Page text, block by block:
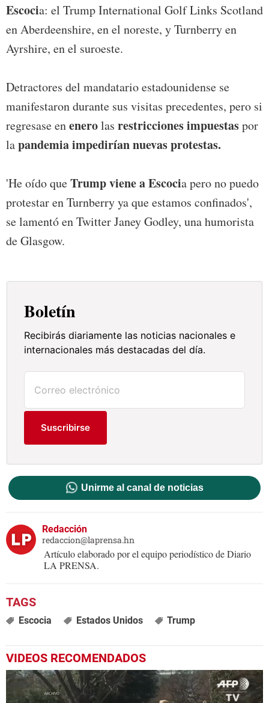
Escocia: el Trump International Golf Links Scotland
en Aberdeenshire, en el noreste, y Turnberry en
Ayrshire, en el suroeste.
Detractores del mandatario estadounidense se
manifestaron durante sus visitas precedentes, pero si
regresase enenerolas restricciones impuestaspor
lapandemia impedirían nuevas protestas.
'He oído queTrump viene a Escocia pero no puedo
protestar en Turnberry ya que estamos confinados',
se lamentó en Twitter Janey Godley, una humorista
de Glasgow.
Boletín
Recibirás diariamente las noticias nacionales e
internacionales más destacadas del día.
Suscribirse
Unirme al canal de noticias
Redacción
redaccion@laprensa.hn
Artículo elaborado por el equipo periodístico de Diario
LA PRENSA.
Escocia Estados Unidos Trump
VIDEOS RECOMENDADOS